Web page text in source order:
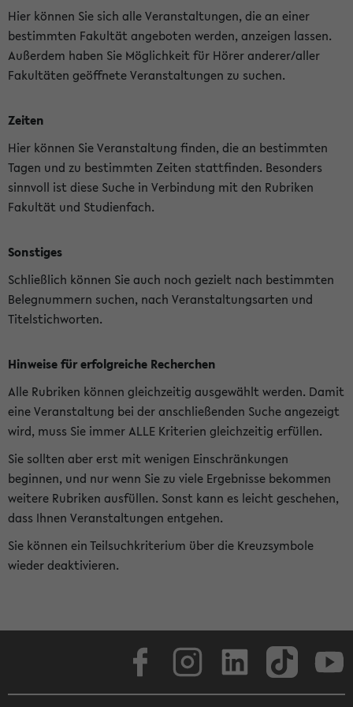
Hier können Sie sich alle Veranstaltungen, die an einer
bestimmten Fakultät angeboten werden, anzeigen lassen.
Außerdem haben Sie Möglichkeit für Hörer anderer/aller
Fakultäten geöffnete Veranstaltungen zu suchen.
Zeiten
Hier können Sie Veranstaltung finden, die an bestimmten
Tagen und zu bestimmten Zeiten stattfinden. Besonders
sinnvoll ist diese Suche in Verbindung mit den Rubriken
Fakultät und Studienfach.
Sonstiges
Schließlich können Sie auch noch gezielt nach bestimmten
Belegnummern suchen, nach Veranstaltungsarten und
Titelstichworten.
Hinweise für erfolgreiche Recherchen
Alle Rubriken können gleichzeitig ausgewählt werden. Damit
eine Veranstaltung bei der anschließenden Suche angezeigt
wird, muss Sie immer ALLE Kriterien gleichzeitig erfüllen.
Sie sollten aber erst mit wenigen Einschränkungen
beginnen, und nur wenn Sie zu viele Ergebnisse bekommen
weitere Rubriken ausfüllen. Sonst kann es leicht geschehen,
dass Ihnen Veranstaltungen entgehen.
Sie können ein Teilsuchkriterium über die Kreuzsymbole
wieder deaktivieren.